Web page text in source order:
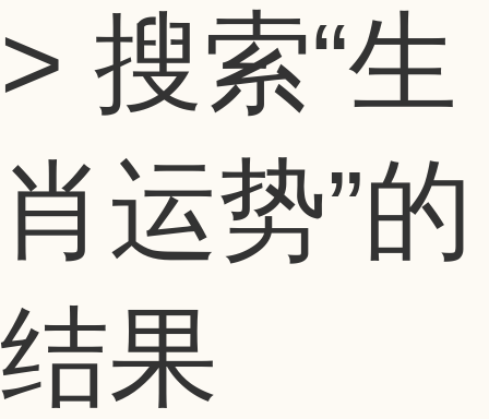
> 搜索“生
肖运势”的
结果